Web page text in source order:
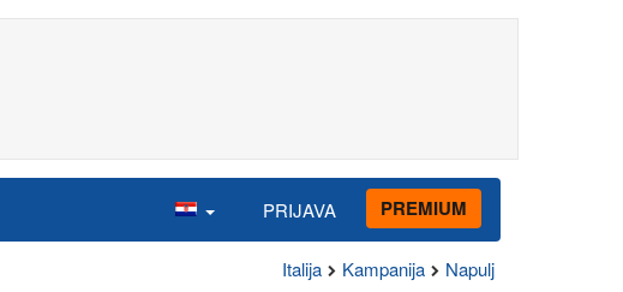
PRIJAVA PREMIUM
Italija Kampanija Napulj